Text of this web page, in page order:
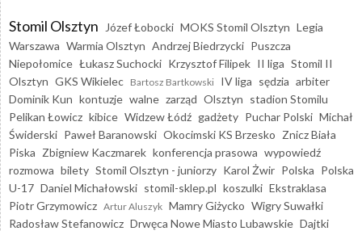
Stomil Olsztyn Józef Łobocki MOKS Stomil Olsztyn Legia
Warszawa Warmia Olsztyn Andrzej Biedrzycki Puszcza
Niepołomice Łukasz Suchocki Krzysztof Filipek II liga Stomil II
Olsztyn GKS Wikielec Bartosz Bartkowski IV liga sędzia arbiter
Dominik Kun kontuzje walne zarząd Olsztyn stadion Stomilu
Pelikan Łowicz kibice Widzew Łódź gadżety Puchar Polski Michał
Świderski Paweł Baranowski Okocimski KS Brzesko Znicz Biała
Piska Zbigniew Kaczmarek konferencja prasowa wypowiedź
rozmowa bilety Stomil Olsztyn - juniorzy Karol Żwir Polska Polska
U-17 Daniel Michałowski stomil-sklep.pl koszulki Ekstraklasa
Piotr Grzymowicz Artur Aluszyk Mamry Giżycko Wigry Suwałki
Radosław Stefanowicz Drwęca Nowe Miasto Lubawskie Dajtki